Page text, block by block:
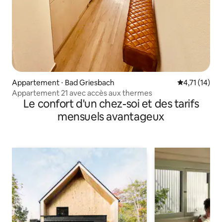
Appartement ⋅ Bad Griesbach Évaluation
4,71 (14)
Appartement 21 avec accès aux thermes
Le confort d'un chez-soi et des tarifs
mensuels avantageux